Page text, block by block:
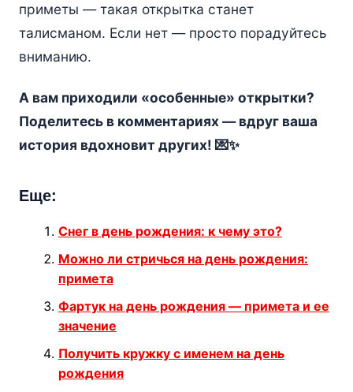
приметы — такая открытка станет
талисманом. Если нет — просто порадуйтесь
вниманию.
А вам приходили «особенные» открытки?
Поделитесь в комментариях — вдруг ваша
история вдохновит других! 💌✨
Еще:
Снег в день рождения: к чему это?
Можно ли стричься на день рождения:
примета
Фартук на день рождения — примета и ее
значение
Получить кружку с именем на день
рождения